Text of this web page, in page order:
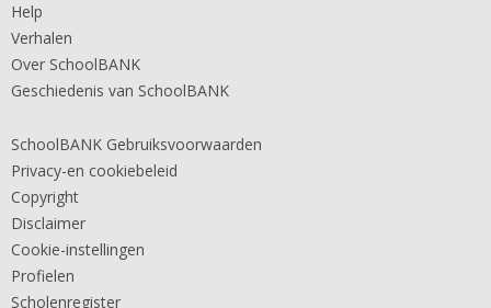
Help
Verhalen
Over SchoolBANK
Geschiedenis van SchoolBANK
SchoolBANK Gebruiksvoorwaarden
Privacy-en cookiebeleid
Copyright
Disclaimer
Cookie-instellingen
Profielen
Scholenregister